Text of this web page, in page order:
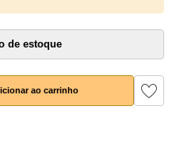
de estoque
ao carrinho